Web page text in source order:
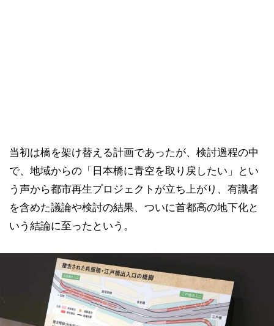
当初は橋を架け替える計画であったが、検討過程の中
で、地域からの「日本橋に青空を取り戻したい」とい
う声から都市再生プロジェクトが立ち上がり、有識者
を含めた議論や検討の結果、ついに首都高の地下化と
いう結論に至ったという。